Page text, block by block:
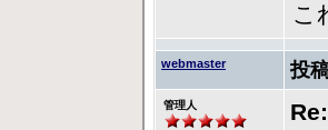
こ
webmaster 投
管理人